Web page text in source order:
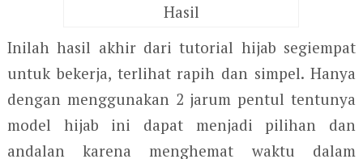
Hasil
Inilah hasil akhir dari tutorial hijab segiempat
untuk bekerja, terlihat rapih dan simpel. Hanya
dengan menggunakan 2 jarum pentul tentunya
model hijab ini dapat menjadi pilihan dan
andalan karena menghemat waktu dalam